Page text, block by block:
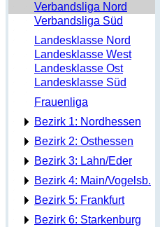
Verbandsliga Nord
Verbandsliga Süd
Landesklasse Nord
Landesklasse West
Landesklasse Ost
Landesklasse Süd
Frauenliga
Bezirk 1: Nordhessen
Bezirk 2: Osthessen
Bezirk 3: Lahn/Eder
Bezirk 4: Main/Vogelsb.
Bezirk 5: Frankfurt
Bezirk 6: Starkenburg